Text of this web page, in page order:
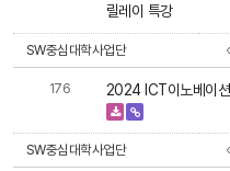
릴레이 특강
SW중심대학사업단
176 2024 ICT이노베이
SW중심대학사업단